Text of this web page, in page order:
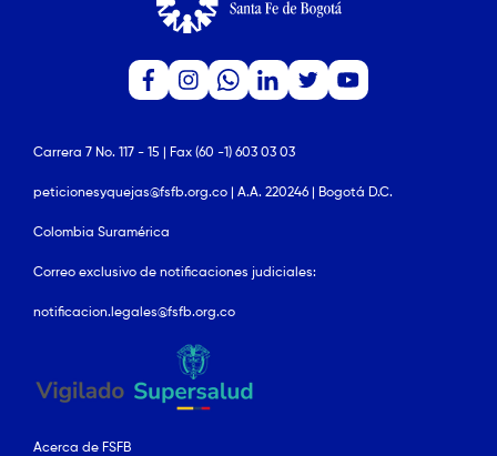
Carrera 7 No. 117 - 15 | Fax (60 -1) 603 03 03
peticionesyquejas@fsfb.org.co | A.A. 220246 | Bogotá D.C.
Colombia Suramérica
Correo exclusivo de notificaciones judiciales:
notificacion.legales@fsfb.org.co
Acerca de FSFB